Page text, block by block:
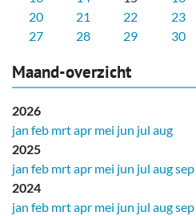
20
21 22 23
27
28 29 30
Maand-overzicht
2026
jan feb mrtapr mei jun jul aug
2025
jan feb mrtapr mei jun jul augsep
2024
jan feb mrtapr mei jun jul augsep